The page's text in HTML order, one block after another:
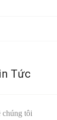
Tức
chúng tôi